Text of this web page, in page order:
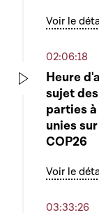
Voir le
02:06:18
Heure
sujet
parties
unies
COP26
Voir le
03:33:26